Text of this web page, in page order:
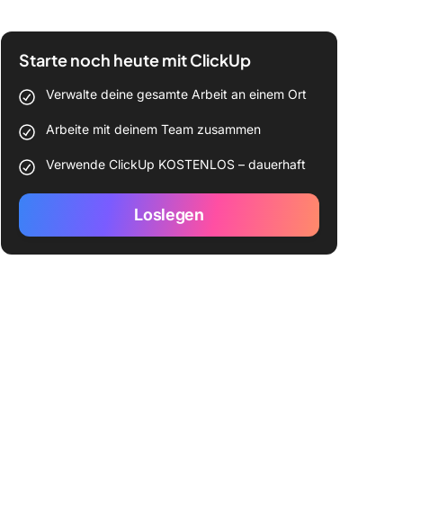
Starte noch heute mit ClickUp
Verwalte deine gesamte Arbeit an einem Ort
Arbeite mit deinem Team zusammen
Verwende ClickUp KOSTENLOS – dauerhaft
Loslegen